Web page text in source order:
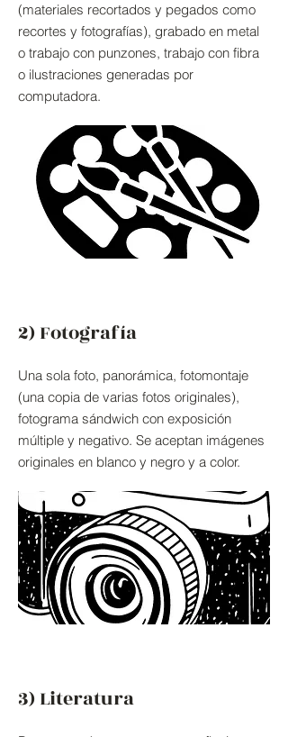
(materiales recortados y pegados como
recortes y fotografías), grabado en metal
o trabajo con punzones, trabajo con fibra
o ilustraciones generadas por
computadora.
2) Fotografía
Una sola foto, panorámica, fotomontaje
(una copia de varias fotos originales),
fotograma sándwich con exposición
múltiple y negativo. Se aceptan imágenes
originales en blanco y negro y a color.
3) Literatura